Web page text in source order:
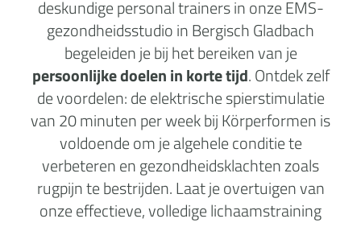
deskundige personal trainers in onze EMS-
gezondheidsstudio in Bergisch Gladbach
begeleiden je bij het bereiken van je
persoonlijke doelen in korte tijd. Ontdek zelf
de voordelen: de elektrische spierstimulatie
van 20 minuten per week bij Körperformen is
voldoende om je algehele conditie te
verbeteren en gezondheidsklachten zoals
rugpijn te bestrijden. Laat je overtuigen van
onze effectieve, volledige lichaamstraining